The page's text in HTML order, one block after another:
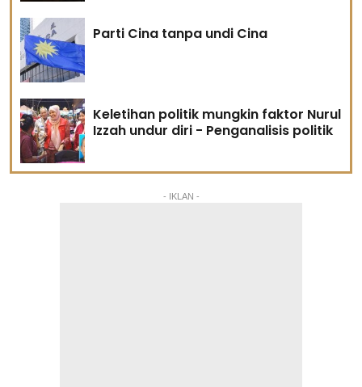
Parti Cina tanpa undi Cina
Keletihan politik mungkin faktor Nurul
Izzah undur diri - Penganalisis politik
- IKLAN -